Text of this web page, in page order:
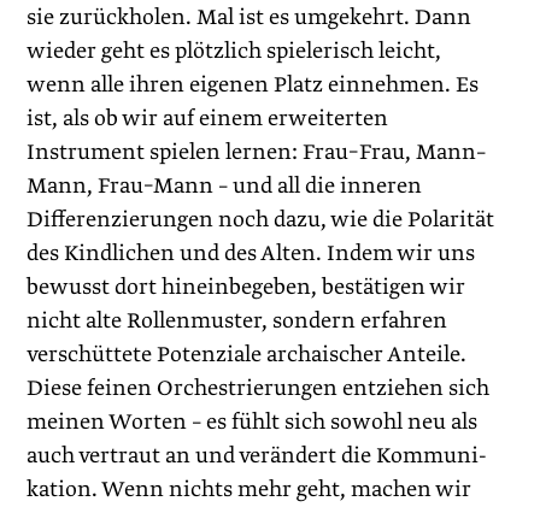
sie zurückholen. Mal ist es umgekehrt. Dann
wieder geht es plötzlich spielerisch leicht,
wenn alle ihren eigenen Platz einnehmen. Es
ist, als ob wir auf einem erweiterten
Instrument spielen lernen: Frau–Frau, Mann–
Mann, Frau–Mann – und all die inneren
Differenzierungen noch dazu, wie die Polarität
des Kindlichen und des Alten. Indem wir uns
bewusst dort hin­einbegeben, bestätigen wir
nicht alte Rollenmuster, sondern erfahren
verschüttete Potenziale archaischer Anteile.
Diese feinen Orches­trierungen entziehen sich
meinen Worten – es fühlt sich sowohl neu als
auch vertraut an und verändert die Kommuni­
kation. Wenn nichts mehr geht, machen wir